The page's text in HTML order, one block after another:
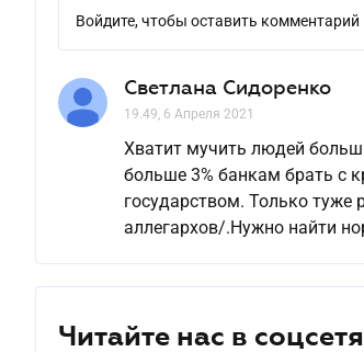
Войдите, чтобы оставить комментарий
Светлана Сидоренко
19.49, 6 Апреля 2021
Хватит мучить людей
больше 3% банкам брать с
государством. Только туже
аллегархов/.Нужно найти
Читайте нас в